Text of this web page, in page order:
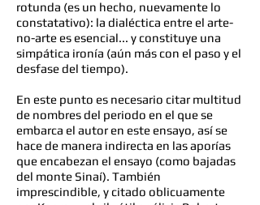
rotunda (es un hecho, nuevamente lo
constatativo): la dialéctica entre el arte-
no-arte es esencial... y constituye una
simpática ironía (aún más con el paso y el
desfase del tiempo).
En este punto es necesario citar multitud
de nombres del periodo en el que se
embarca el autor en este ensayo, así se
hace de manera indirecta en las aporías
que encabezan el ensayo (como bajadas
del monte Sinaí). También
imprescindible, y citado oblicuamente